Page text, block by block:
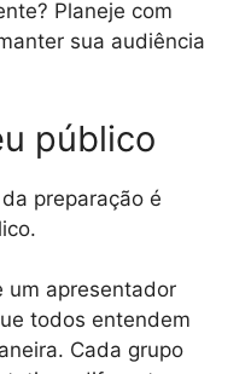
Planeje com
sua audiência
público
preparação é
um apresentador
todos entendem
Cada grupo